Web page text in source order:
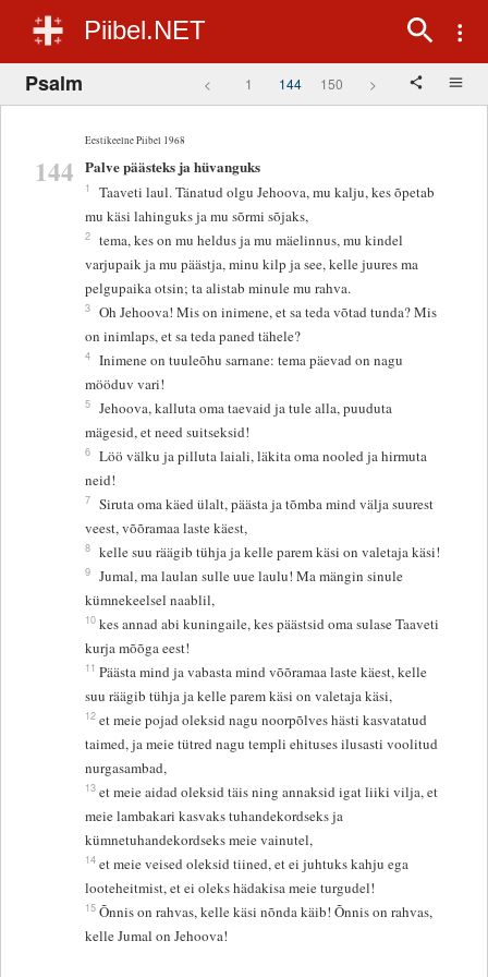
Piibel.NET
Psalm < 1 144 150 >
Eestikeelne Piibel 1968
144 Palve päästeks ja hüvanguks
1
Taaveti laul. Tänatud olgu Jehoova, mu kalju, kes õpetab
mu käsi lahinguks ja mu sõrmi sõjaks,
2 tema, kes on mu heldus ja mu mäelinnus, mu kindel
varjupaik ja mu päästja, minu kilp ja see, kelle juures ma
pelgupaika otsin; ta alistab minule mu rahva.
3 Oh Jehoova! Mis on inimene, et sa teda võtad tunda? Mis
on inimlaps, et sa teda paned tähele?
4 Inimene on tuuleõhu sarnane: tema päevad on nagu
mööduv vari!
5 Jehoova, kalluta oma taevaid ja tule alla, puuduta
mägesid, et need suitseksid!
6 Löö välku ja pilluta laiali, läkita oma nooled ja hirmuta
neid!
7 Siruta oma käed ülalt, päästa ja tõmba mind välja suurest
veest, võõramaa laste käest,
8 kelle suu räägib tühja ja kelle parem käsi on valetaja käsi!
9 Jumal, ma laulan sulle uue laulu! Ma mängin sinule
kümnekeelsel naablil,
10 kes annad abi kuningaile, kes päästsid oma sulase Taaveti
kurja mõõga eest!
11 Päästa mind ja vabasta mind võõramaa laste käest, kelle
suu räägib tühja ja kelle parem käsi on valetaja käsi,
12 et meie pojad oleksid nagu noorpõlves hästi kasvatatud
taimed, ja meie tütred nagu templi ehituses ilusasti voolitud
nurgasambad,
13 et meie aidad oleksid täis ning annaksid igat liiki vilja, et
meie lambakari kasvaks tuhandekordseks ja
kümnetuhandekordseks meie vainutel,
14 et meie veised oleksid tiined, et ei juhtuks kahju ega
looteheitmist, et ei oleks hädakisa meie turgudel!
15 Õnnis on rahvas, kelle käsi nõnda käib! Õnnis on rahvas,
kelle Jumal on Jehoova!